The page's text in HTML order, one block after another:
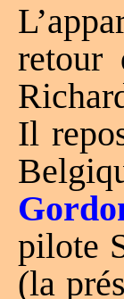
retour
Il
pilote
(la